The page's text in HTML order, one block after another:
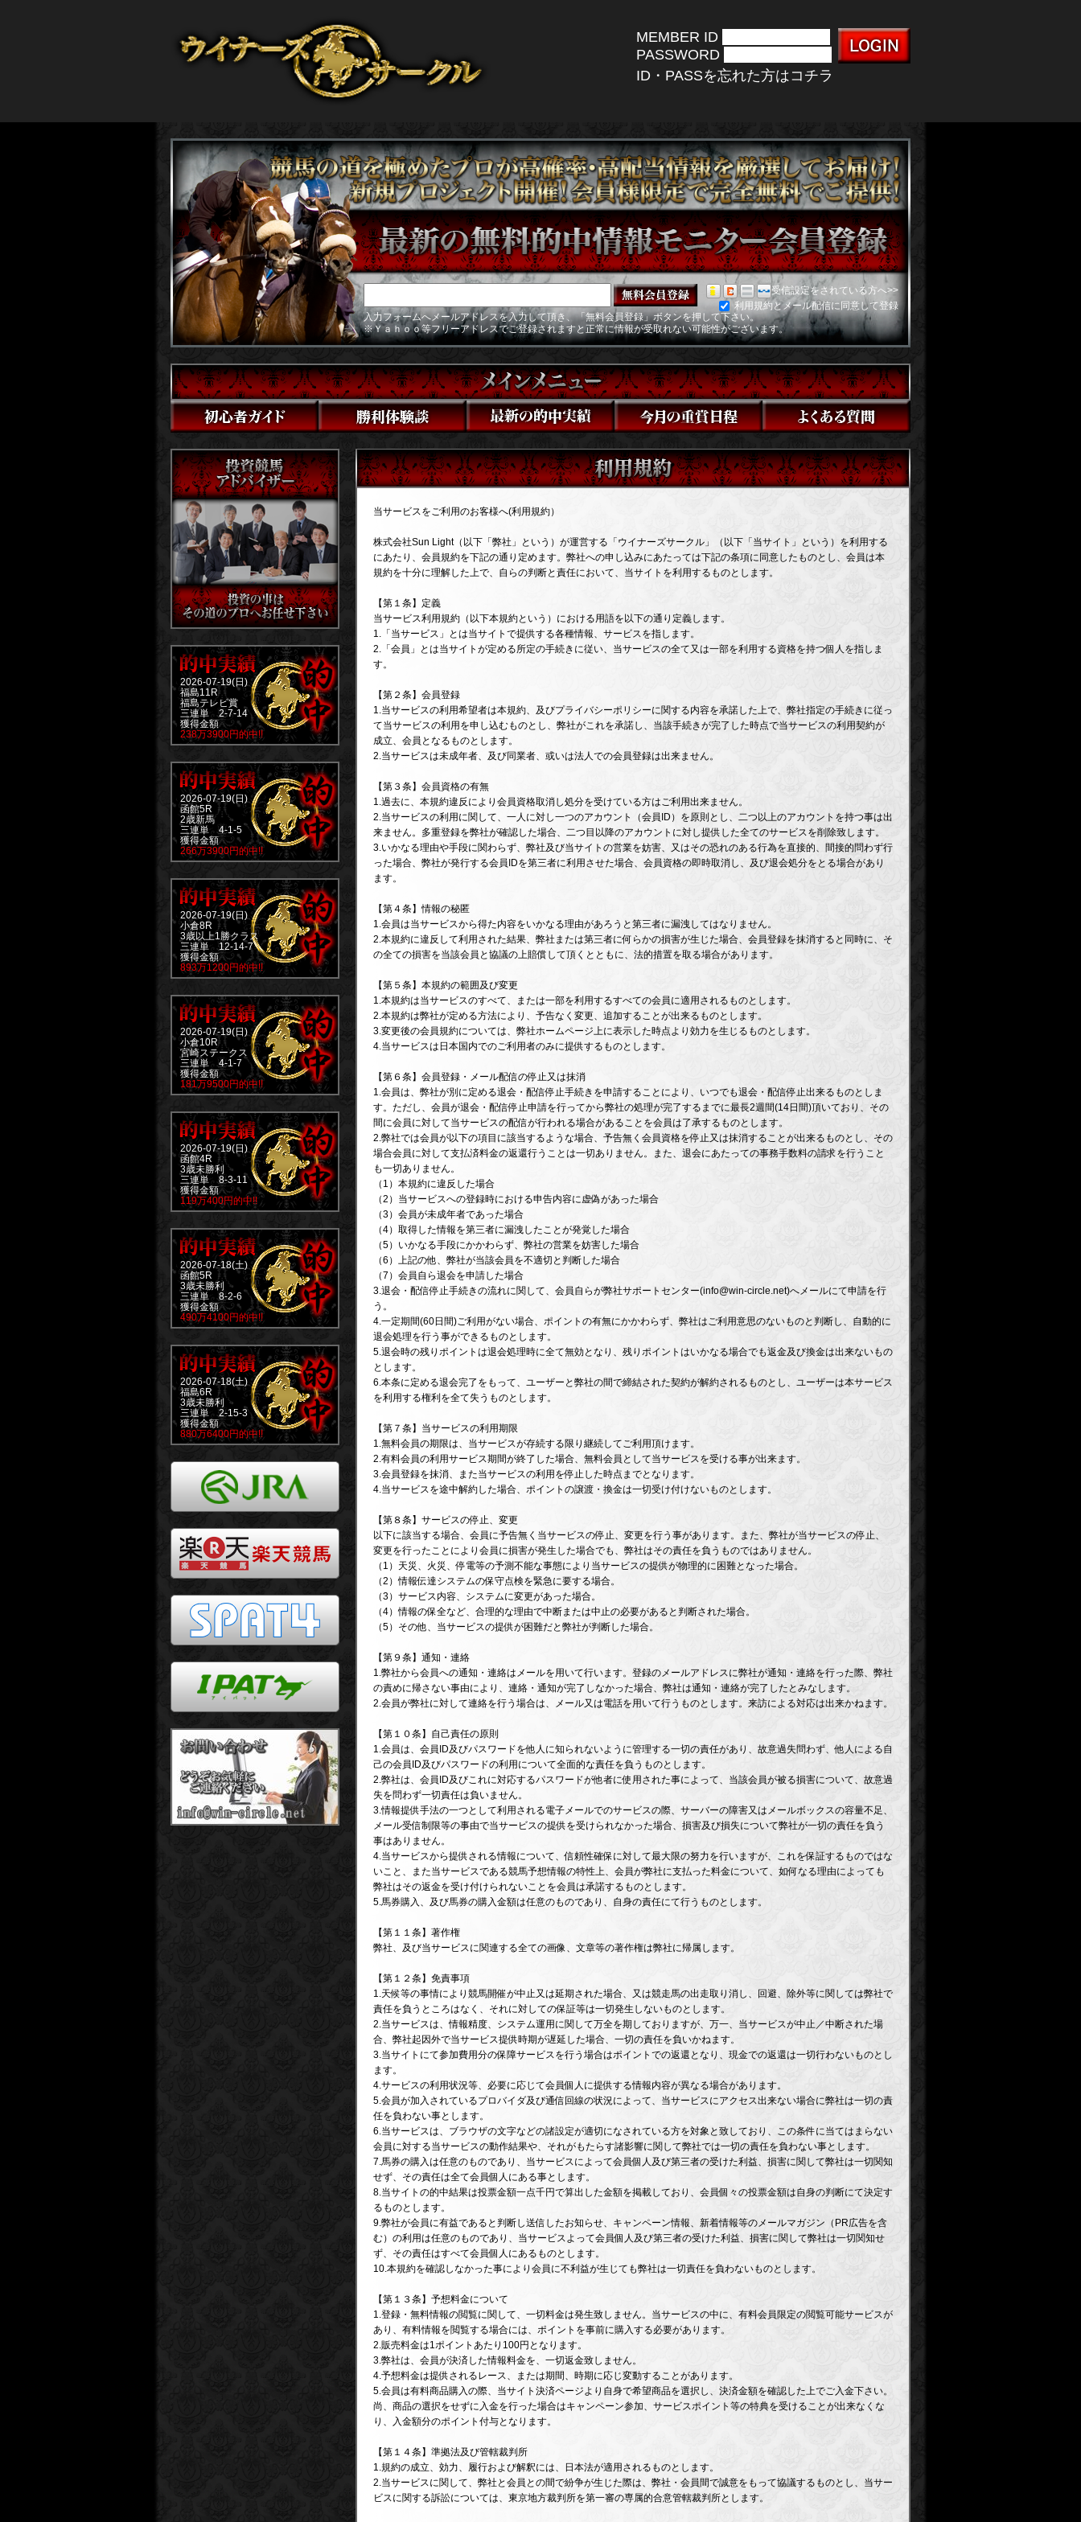
MEMBER ID
PASSWORD
ID・PASSを忘れた方はコチラ
受信設定をされている方へ>>
利用規約とメール配信に同意して登録
入力フォームへメールアドレスを入力して頂き、「無料会員登録」ボタンを押して下さい。
※Ｙａｈｏｏ等フリーアドレスでご登録されますと正常に情報が受取れない可能性がございます。
2026-07-19(日)
福島11R
福島テレビ賞
三連単 2-7-14
獲得金額
238万3900円的中!!
2026-07-19(日)
函館5R
2歳新馬
三連単 4-1-5
獲得金額
266万3900円的中!!
2026-07-19(日)
小倉8R
3歳以上1勝クラス
三連単 12-14-7
獲得金額
893万1200円的中!!
2026-07-19(日)
小倉10R
宮崎ステークス
三連単 4-1-7
獲得金額
181万9500円的中!!
2026-07-19(日)
函館4R
3歳未勝利
三連単 8-3-11
獲得金額
119万400円的中!!
2026-07-18(土)
函館5R
3歳未勝利
三連単 8-2-6
獲得金額
490万4100円的中!!
2026-07-18(土)
福島6R
3歳未勝利
三連単 2-15-3
獲得金額
880万6400円的中!!
当サービスをご利用のお客様へ(利用規約）
株式会社Sun Light（以下「弊社」という）が運営する「ウイナーズサークル」（以下「当サイト」という）を利用する
にあたり、会員規約を下記の通り定めます。弊社への申し込みにあたっては下記の条項に同意したものとし、会員は本
規約を十分に理解した上で、自らの判断と責任において、当サイトを利用するものとします。
【第１条】定義
当サービス利用規約（以下本規約という）における用語を以下の通り定義します。
1.「当サービス」とは当サイトで提供する各種情報、サービスを指します。
2.「会員」とは当サイトが定める所定の手続きに従い、当サービスの全て又は一部を利用する資格を持つ個人を指しま
す。
【第２条】会員登録
1.当サービスの利用希望者は本規約、及びプライバシーポリシーに関する内容を承諾した上で、弊社指定の手続きに従っ
て当サービスの利用を申し込むものとし、弊社がこれを承諾し、当該手続きが完了した時点で当サービスの利用契約が
成立、会員となるものとします。
2.当サービスは未成年者、及び同業者、或いは法人での会員登録は出来ません。
【第３条】会員資格の有無
1.過去に、本規約違反により会員資格取消し処分を受けている方はご利用出来ません。
2.当サービスの利用に関して、一人に対し一つのアカウント（会員ID）を原則とし、二つ以上のアカウントを持つ事は出
来ません。多重登録を弊社が確認した場合、二つ目以降のアカウントに対し提供した全てのサービスを削除致します。
3.いかなる理由や手段に関わらず、弊社及び当サイトの営業を妨害、又はその恐れのある行為を直接的、間接的問わず行
った場合、弊社が発行する会員IDを第三者に利用させた場合、会員資格の即時取消し、及び退会処分をとる場合があり
ます。
【第４条】情報の秘匿
1.会員は当サービスから得た内容をいかなる理由があろうと第三者に漏洩してはなりません。
2.本規約に違反して利用された結果、弊社または第三者に何らかの損害が生じた場合、会員登録を抹消すると同時に、そ
の全ての損害を当該会員と協議の上賠償して頂くとともに、法的措置を取る場合があります。
【第５条】本規約の範囲及び変更
1.本規約は当サービスのすべて、または一部を利用するすべての会員に適用されるものとします。
2.本規約は弊社が定める方法により、予告なく変更、追加することが出来るものとします。
3.変更後の会員規約については、弊社ホームページ上に表示した時点より効力を生じるものとします。
4.当サービスは日本国内でのご利用者のみに提供するものとします。
【第６条】会員登録・メール配信の停止又は抹消
1.会員は、弊社が別に定める退会・配信停止手続きを申請することにより、いつでも退会・配信停止出来るものとしま
す。ただし、会員が退会・配信停止申請を行ってから弊社の処理が完了するまでに最長2週間(14日間)頂いており、その
間に会員に対して当サービスの配信が行われる場合があることを会員は了承するものとします。
2.弊社では会員が以下の項目に該当するような場合、予告無く会員資格を停止又は抹消することが出来るものとし、その
場合会員に対して支払済料金の返還行うことは一切ありません。また、退会にあたっての事務手数料の請求を行うこと
も一切ありません。
（1）本規約に違反した場合
（2）当サービスへの登録時における申告内容に虚偽があった場合
（3）会員が未成年者であった場合
（4）取得した情報を第三者に漏洩したことが発覚した場合
（5）いかなる手段にかかわらず、弊社の営業を妨害した場合
（6）上記の他、弊社が当該会員を不適切と判断した場合
（7）会員自ら退会を申請した場合
3.退会・配信停止手続きの流れに関して、会員自らが弊社サポートセンター(info@win-circle.net)へメールにて申請を行
う。
4.一定期間(60日間)ご利用がない場合、ポイントの有無にかかわらず、弊社はご利用意思のないものと判断し、自動的に
退会処理を行う事ができるものとします。
5.退会時の残りポイントは退会処理時に全て無効となり、残りポイントはいかなる場合でも返金及び換金は出来ないもの
とします。
6.本条に定める退会完了をもって、ユーザーと弊社の間で締結された契約が解約されるものとし、ユーザーは本サービス
を利用する権利を全て失うものとします。
【第７条】当サービスの利用期限
1.無料会員の期限は、当サービスが存続する限り継続してご利用頂けます。
2.有料会員の利用サービス期間が終了した場合、無料会員として当サービスを受ける事が出来ます。
3.会員登録を抹消、また当サービスの利用を停止した時点までとなります。
4.当サービスを途中解約した場合、ポイントの譲渡・換金は一切受け付けないものとします。
【第８条】サービスの停止、変更
以下に該当する場合、会員に予告無く当サービスの停止、変更を行う事があります。また、弊社が当サービスの停止、
変更を行ったことにより会員に損害が発生した場合でも、弊社はその責任を負うものではありません。
（1）天災、火災、停電等の予測不能な事態により当サービスの提供が物理的に困難となった場合。
（2）情報伝達システムの保守点検を緊急に要する場合。
（3）サービス内容、システムに変更があった場合。
（4）情報の保全など、合理的な理由で中断または中止の必要があると判断された場合。
（5）その他、当サービスの提供が困難だと弊社が判断した場合。
【第９条】通知・連絡
1.弊社から会員への通知・連絡はメールを用いて行います。登録のメールアドレスに弊社が通知・連絡を行った際、弊社
の責めに帰さない事由により、連絡・通知が完了しなかった場合、弊社は通知・連絡が完了したとみなします。
2.会員が弊社に対して連絡を行う場合は、メール又は電話を用いて行うものとします。来訪による対応は出来かねます。
【第１０条】自己責任の原則
1.会員は、会員ID及びパスワードを他人に知られないように管理する一切の責任があり、故意過失問わず、他人による自
己の会員ID及びパスワードの利用について全面的な責任を負うものとします。
2.弊社は、会員ID及びこれに対応するパスワードが他者に使用された事によって、当該会員が被る損害について、故意過
失を問わず一切責任は負いません。
3.情報提供手法の一つとして利用される電子メールでのサービスの際、サーバーの障害又はメールボックスの容量不足、
メール受信制限等の事由で当サービスの提供を受けられなかった場合、損害及び損失について弊社が一切の責任を負う
事はありません。
4.当サービスから提供される情報について、信頼性確保に対して最大限の努力を行いますが、これを保証するものではな
いこと、また当サービスである競馬予想情報の特性上、会員が弊社に支払った料金について、如何なる理由によっても
弊社はその返金を受け付けられないことを会員は承諾するものとします。
5.馬券購入、及び馬券の購入金額は任意のものであり、自身の責任にて行うものとします。
【第１１条】著作権
弊社、及び当サービスに関連する全ての画像、文章等の著作権は弊社に帰属します。
【第１２条】免責事項
1.天候等の事情により競馬開催が中止又は延期された場合、又は競走馬の出走取り消し、回避、除外等に関しては弊社で
責任を負うところはなく、それに対しての保証等は一切発生しないものとします。
2.当サービスは、情報精度、システム運用に関して万全を期しておりますが、万一、当サービスが中止／中断された場
合、弊社起因外で当サービス提供時期が遅延した場合、一切の責任を負いかねます。
3.当サイトにて参加費用分の保障サービスを行う場合はポイントでの返還となり、現金での返還は一切行わないものとし
ます。
4.サービスの利用状況等、必要に応じて会員個人に提供する情報内容が異なる場合があります。
5.会員が加入されているプロバイダ及び通信回線の状況によって、当サービスにアクセス出来ない場合に弊社は一切の責
任を負わない事とします。
6.当サービスは、ブラウザの文字などの諸設定が適切になされている方を対象と致しており、この条件に当てはまらない
会員に対する当サービスの動作結果や、それがもたらす諸影響に関して弊社では一切の責任を負わない事とします。
7.馬券の購入は任意のものであり、当サービスによって会員個人及び第三者の受けた利益、損害に関して弊社は一切関知
せず、その責任は全て会員個人にある事とします。
8.当サイトの的中結果は投票金額一点千円で算出した金額を掲載しており、会員個々の投票金額は自身の判断にて決定す
るものとします。
9.弊社が会員に有益であると判断し送信したお知らせ、キャンペーン情報、新着情報等のメールマガジン（PR広告を含
む）の利用は任意のものであり、当サービスよって会員個人及び第三者の受けた利益、損害に関して弊社は一切関知せ
ず、その責任はすべて会員個人にあるものとします。
10.本規約を確認しなかった事により会員に不利益が生じても弊社は一切責任を負わないものとします。
【第１３条】予想料金について
1.登録・無料情報の閲覧に関して、一切料金は発生致しません。当サービスの中に、有料会員限定の閲覧可能サービスが
あり、有料情報を閲覧する場合には、ポイントを事前に購入する必要があります。
2.販売料金は1ポイントあたり100円となります。
3.弊社は、会員が決済した情報料金を、一切返金致しません。
4.予想料金は提供されるレース、または期間、時期に応じ変動することがあります。
5.会員は有料商品購入の際、当サイト決済ページより自身で希望商品を選択し、決済金額を確認した上でご入金下さい。
尚、商品の選択をせずに入金を行った場合はキャンペーン参加、サービスポイント等の特典を受けることが出来なくな
り、入金額分のポイント付与となります。
【第１４条】準拠法及び管轄裁判所
1.規約の成立、効力、履行および解釈には、日本法が適用されるものとします。
2.当サービスに関して、弊社と会員との間で紛争が生じた際は、弊社・会員間で誠意をもって協議するものとし、当サー
ビスに関する訴訟については、東京地方裁判所を第一審の専属的合意管轄裁判所とします。